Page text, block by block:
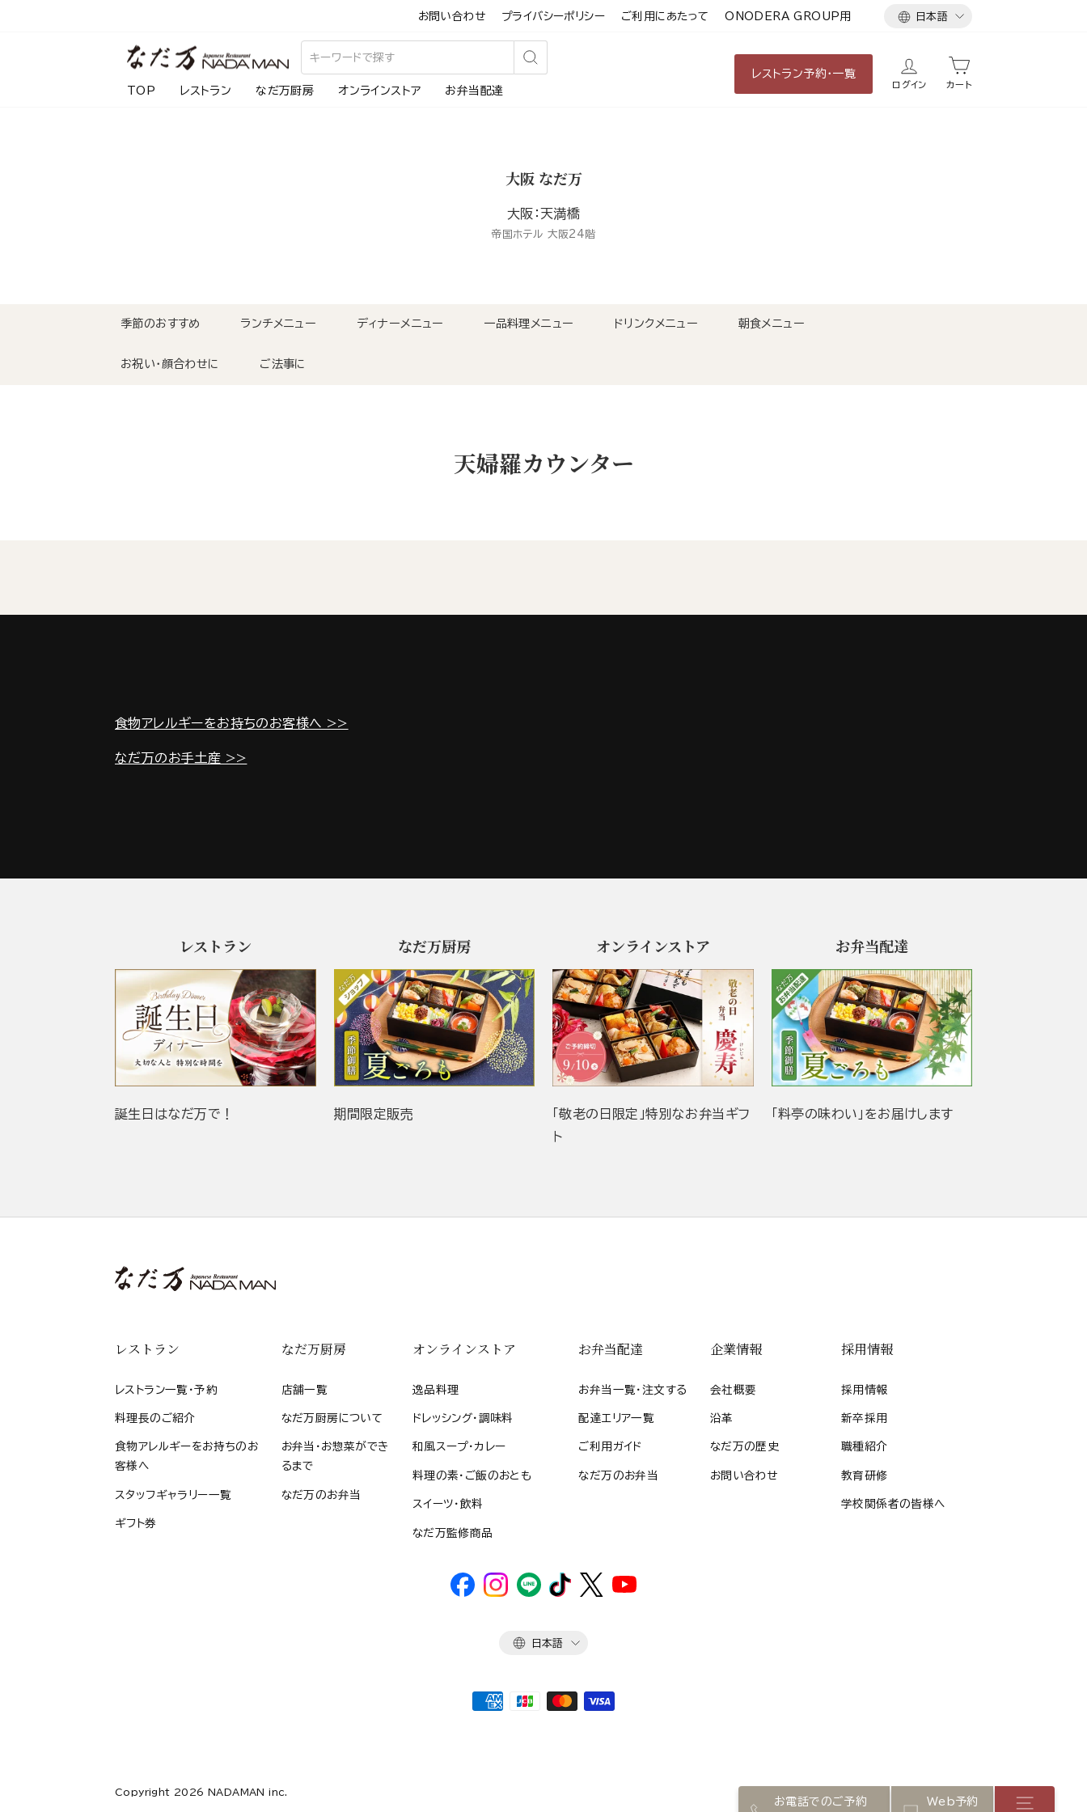
お問い合わせ プライバシーポリシー ご利用にあたって ONODERA GROUP用
言
日本語
検
TOP レストラン なだ万厨房 オンラインストア お弁当配達
レストラン予約・一覧
ログイン カート
大阪 なだ万
大阪：天満橋
帝国ホテル 大阪24階
季節のおすすめ ランチメニュー ディナーメニュー 一品料理メニュー ドリンクメニュー 朝食メニュー
お祝い・顔合わせに ご法事に
天婦羅カウンター
食物アレルギーをお持ちのお客様へ >>
なだ万のお手土産 >>
お電話でのご予約 Web予約
レストラン
誕生日はなだ万で！
なだ万厨房
期間限定販売
オンラインストア
「敬老の日限定」特別なお弁当ギフ
ト
お弁当配達
「料亭の味わい」をお届けします
レストラン
レストラン一覧・予約
料理長のご紹介
食物アレルギーをお持ちのお
客様へ
スタッフギャラリー一覧
ギフト券
なだ万厨房
店舗一覧
なだ万厨房について
お弁当・お惣菜ができ
るまで
なだ万のお弁当
オンラインストア
逸品料理
ドレッシング・調味料
和風スープ・カレー
料理の素・ご飯のおとも
スイーツ・飲料
なだ万監修商品
お弁当配達
お弁当一覧・注文する
配達エリア一覧
ご利用ガイド
なだ万のお弁当
企業情報
会社概要
沿革
なだ万の歴史
お問い合わせ
採用情報
採用情報
新卒採用
職種紹介
教育研修
学校関係者の皆様へ
言
日本語
Copyright 2026 NADAMAN inc.